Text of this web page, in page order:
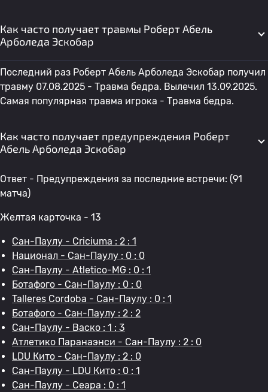
Как часто получает травмы Роберт Абель
Арболеда Эскобар
Последний раз Роберт Абель Арболеда Эскобар получил
травму 07.08.2025 - Травма бедра. Вылечил 13.09.2025.
Самая популярная травма игрока - Травма бедра.
Как часто получает предупреждения Роберт
Абель Арболеда Эскобар
Ответ - Предупреждения за последние встречи: (91
матча)
Желтая карточка - 13
Сан-Паулу - Criciuma : 2 : 1
Национал - Сан-Паулу : 0 : 0
Сан-Паулу - Atletico-MG : 0 : 1
Ботафого - Сан-Паулу : 0 : 0
Talleres Cordoba - Сан-Паулу : 0 : 1
Ботафого - Сан-Паулу : 2 : 2
Сан-Паулу - Васко : 1 : 3
Атлетико Паранаэнси - Сан-Паулу : 2 : 0
LDU Кито - Сан-Паулу : 2 : 0
Сан-Паулу - LDU Кито : 0 : 1
Сан-Паулу - Сеара : 0 : 1